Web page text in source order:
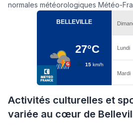
normales météorologiques Météo-
Activités culturelles et
variée au cœur de